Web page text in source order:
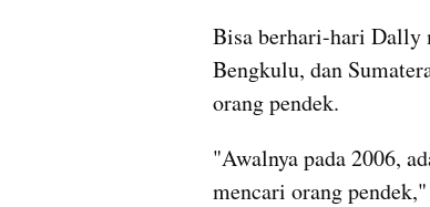
Bisa berhari-hari Dally
Bengkulu, dan
orang pendek.
"Awalnya pada 2006,
mencari orang